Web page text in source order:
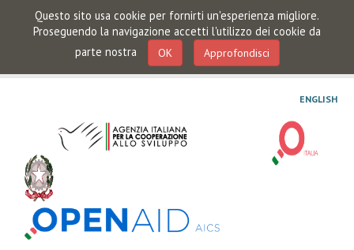
Questo sito usa cookie per fornirti un'esperienza migliore.
Proseguendo la navigazione accetti l'utilizzo dei cookie da
parte nostra
OK Approfondisci
ENGLISH